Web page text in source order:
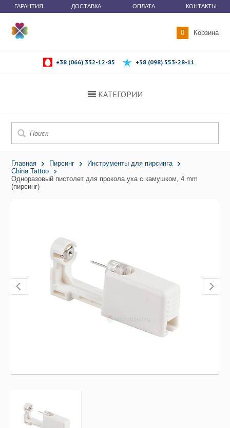
ГАРАНТИЯ ДОСТАВКА ОПЛАТА КОНТАКТЫ
0 Корзина
+38 (066) 332-12-85 +38 (098) 553-28-11
КАТЕГОРИИ
Главная Пирсинг
Инструменты для пирсинга
China Tattoo
Одноразовый пистолет для прокола уха с камушком, 4 mm
(пирсинг)